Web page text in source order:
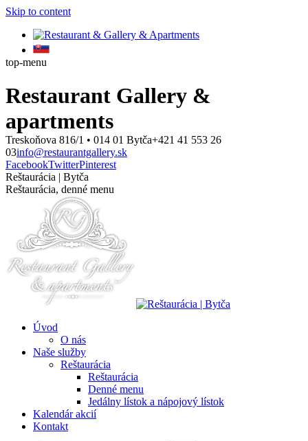
Skip to content
top-menu
Restaurant Gallery &
apartments
Treskoňova 816/1 • 014 01 Bytča+421 41 553 26
03info@restaurantgallery.sk
FacebookTwitterPinterest
Reštaurácia | Bytča
Reštaurácia, denné menu
Úvod
O nás
Naše služby
Reštaurácia
Reštaurácia
Denné menu
Jedálny lístok a nápojový lístok
Kalendár akcií
Kontakt